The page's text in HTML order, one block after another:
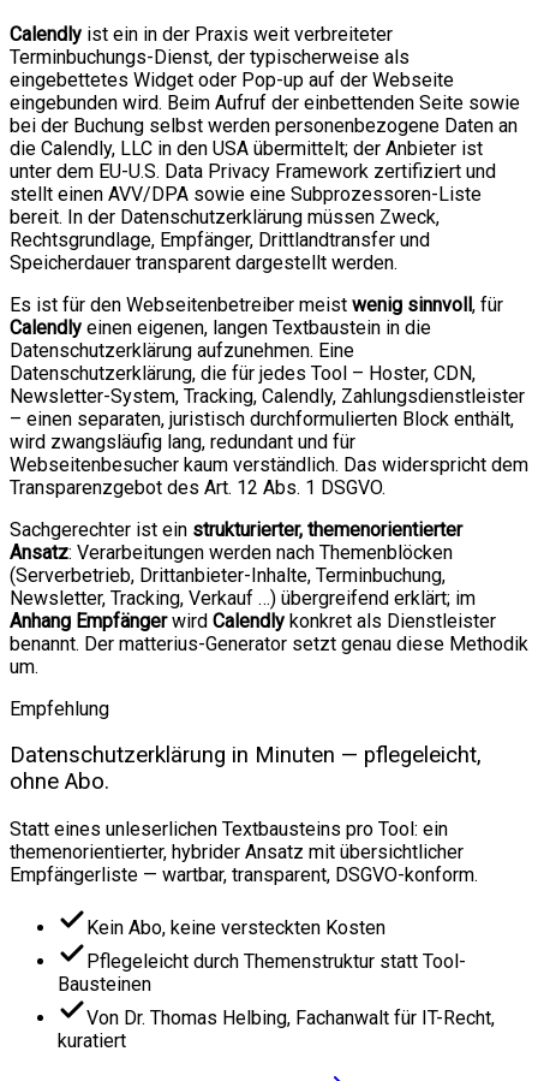
Calendly ist ein in der Praxis weit verbreiteter
Terminbuchungs-Dienst, der typischerweise als
eingebettetes Widget oder Pop-up auf der Webseite
eingebunden wird. Beim Aufruf der einbettenden Seite sowie
bei der Buchung selbst werden personenbezogene Daten an
die Calendly, LLC in den USA übermittelt; der Anbieter ist
unter dem EU-U.S. Data Privacy Framework zertifiziert und
stellt einen AVV/DPA sowie eine Subprozessoren-Liste
bereit. In der Datenschutzerklärung müssen Zweck,
Rechtsgrundlage, Empfänger, Drittlandtransfer und
Speicherdauer transparent dargestellt werden.
Es ist für den Webseitenbetreiber meist wenig sinnvoll, für
Calendly einen eigenen, langen Textbaustein in die
Datenschutzerklärung aufzunehmen. Eine
Datenschutzerklärung, die für jedes Tool – Hoster, CDN,
Newsletter-System, Tracking, Calendly, Zahlungsdienstleister
– einen separaten, juristisch durchformulierten Block enthält,
wird zwangsläufig lang, redundant und für
Webseitenbesucher kaum verständlich. Das widerspricht dem
Transparenzgebot des Art. 12 Abs. 1 DSGVO.
Sachgerechter ist ein strukturierter, themenorientierter
Ansatz: Verarbeitungen werden nach Themenblöcken
(Serverbetrieb, Drittanbieter-Inhalte, Terminbuchung,
Newsletter, Tracking, Verkauf …) übergreifend erklärt; im
Anhang Empfängerwird Calendly konkret als Dienstleister
benannt. Der matterius-Generator setzt genau diese Methodik
um.
Empfehlung
Datenschutzerklärung in Minuten — pflegeleicht,
ohne Abo.
Statt eines unleserlichen Textbausteins pro Tool: ein
themenorientierter, hybrider Ansatz mit übersichtlicher
Empfängerliste — wartbar, transparent, DSGVO-konform.
Kein Abo, keine versteckten Kosten
Pflegeleicht durch Themenstruktur statt Tool-
Bausteinen
Von Dr. Thomas Helbing, Fachanwalt für IT-Recht,
kuratiert